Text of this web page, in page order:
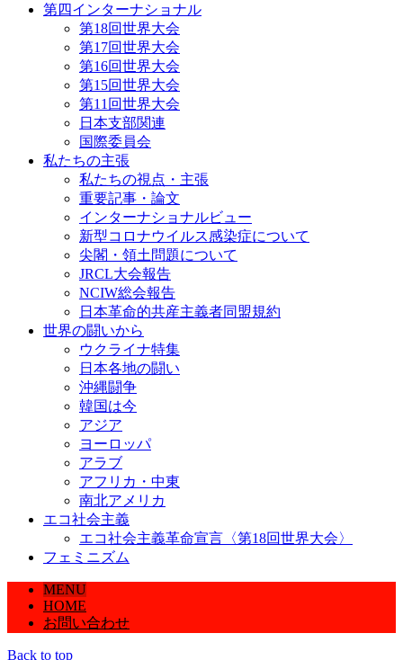
第四インターナショナル
第18回世界大会
第17回世界大会
第16回世界大会
第15回世界大会
第11回世界大会
日本支部関連
国際委員会
私たちの主張
私たちの視点・主張
重要記事・論文
インターナショナルビュー
新型コロナウイルス感染症について
尖閣・領土問題について
JRCL大会報告
NCIW総会報告
日本革命的共産主義者同盟規約
世界の闘いから
ウクライナ特集
日本各地の闘い
沖縄闘争
韓国は今
アジア
ヨーロッパ
アラブ
アフリカ・中東
南北アメリカ
エコ社会主義
エコ社会主義革命宣言〈第18回世界大会〉
フェミニズム
MENU
HOME
お問い合わせ
Back to top